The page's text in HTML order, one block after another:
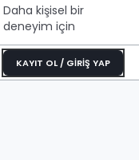
Daha kişisel bir
deneyim için
KAYIT OL / GİRİŞ YAP